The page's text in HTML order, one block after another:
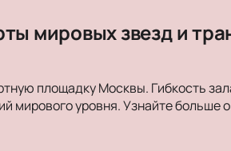
мировых звезд и
площадку Москвы. Гибкость
мирового уровня. Узнайте больше